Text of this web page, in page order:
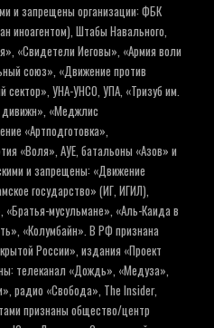
и запрещены организации: ФБК
иноагентом), Штабы Навального,
«Свидетели Иеговы», «Армия воли
союз», «Движение против
сектор», УНА-УНСО, УПА, «Тризуб им.
«Меджлис
«Артподготовка»,
«Воля», АУЕ, батальоны «Азов» и
и запрещены: «Движение
государство» (ИГ, ИГИЛ),
мусульмане», «Аль-Каида в
«Колумбайн». В РФ признана
России», издания «Проект
телеканал «Дождь», «Медуза»,
радио «Свобода», The Insider,
признаны общество/центр